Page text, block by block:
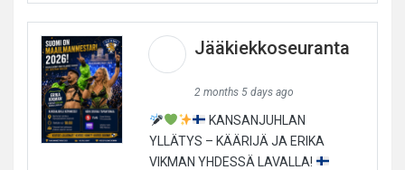
Jääkiekkoseuranta
2 months 5 days ago
KANSANJUHLAN
YLLÄTYS – KÄÄRIJÄ JA ERIKA
VIKMAN YHDESSÄ LAVALLA!